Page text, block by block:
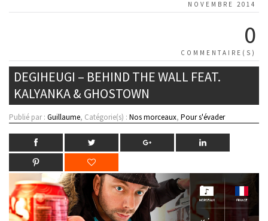
NOVEMBRE 2014
0
COMMENTAIRE(S)
DEGIHEUGI – BEHIND THE WALL FEAT.
KALYANKA & GHOSTOWN
Publié par : Guillaume, Catégorie(s) : Nos morceaux, Pour s'évader